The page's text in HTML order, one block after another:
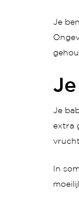
Je
Je
extra
In